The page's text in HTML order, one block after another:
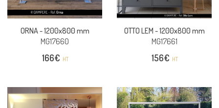
ORNA -1200x800 mm
MG17660
166€ HT
OTTO LEM -1200x800 mm
MG17661
156€ HT